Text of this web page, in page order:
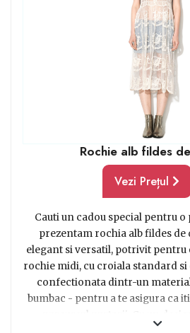
Rochie alb fildes
Vezi Prețul
Cauti un cadou special pentru
prezentam rochia alb fildes de
elegant si versatil, potrivit pentru
rochie midi, cu croiala standard
confectionata dintr-un
bumbac - pentru a te asigura ca
parcursul purtarii. Cu un